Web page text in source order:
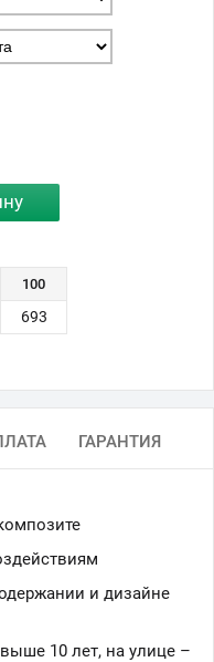
100
693
ГАРАНТИЯ
и дизайне
10 лет, на улице –